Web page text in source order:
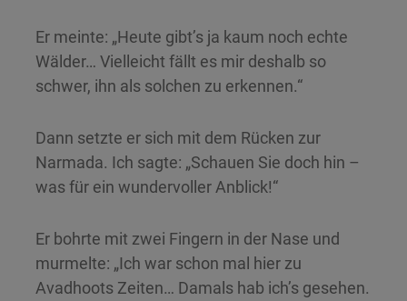
Er meinte: „Heute gibt’s ja kaum noch echte
Wälder… Vielleicht fällt es mir deshalb so
schwer, ihn als solchen zu erkennen.“
Dann setzte er sich mit dem Rücken zur
Narmada. Ich sagte: „Schauen Sie doch hin –
was für ein wundervoller Anblick!“
Er bohrte mit zwei Fingern in der Nase und
murmelte: „Ich war schon mal hier zu
Avadhoots Zeiten… Damals hab ich’s gesehen.